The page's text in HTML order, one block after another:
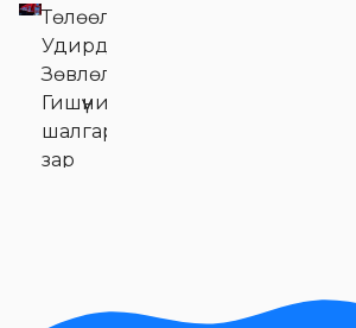
Төлөөлөн
Удирдах
Зөвлөлийн
Гишүүний сонгон
шалгаруулалтын
зар